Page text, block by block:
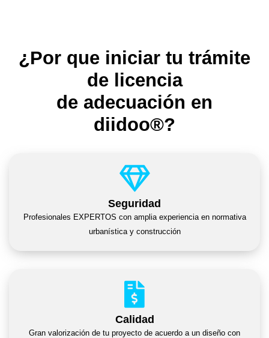
¿Por que iniciar tu trámite
de licencia
de adecuación en
diidoo®?
Seguridad
Profesionales EXPERTOS con amplia experiencia en normativa
urbanística y construcción
Calidad
Gran valorización de tu proyecto de acuerdo a un diseño con